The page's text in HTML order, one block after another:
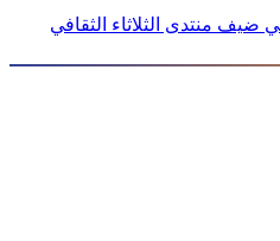
ضيف منتدى الثلاثاء الثقافي